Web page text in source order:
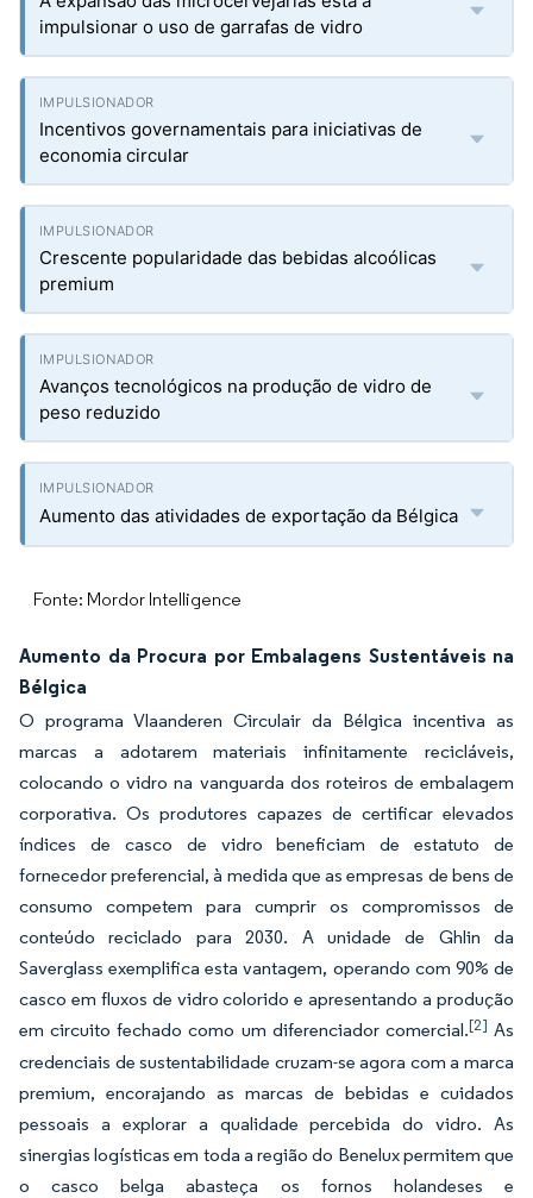
impulsionar o uso de garrafas de vidro
Incentivos governamentais para iniciativas de
economia circular
Crescente popularidade das bebidas alcoólicas
premium
Avanços tecnológicos na produção de vidro de
peso reduzido
Aumento das atividades de exportação da Bélgica
Fonte: Mordor Intelligence
Aumento da Procura por Embalagens Sustentáveis na
Bélgica
O programa Vlaanderen Circulair da Bélgica incentiva as
marcas a adotarem materiais infinitamente recicláveis,
colocando o vidro na vanguarda dos roteiros de embalagem
corporativa. Os produtores capazes de certificar elevados
índices de casco de vidro beneficiam de estatuto de
fornecedor preferencial, à medida que as empresas de bens de
consumo competem para cumprir os compromissos de
conteúdo reciclado para 2030. A unidade de Ghlin da
Saverglass exemplifica esta vantagem, operando com 90% de
casco em fluxos de vidro colorido e apresentando a produção
em circuito fechado como um diferenciador comercial.[2] As
credenciais de sustentabilidade cruzam-se agora com a marca
premium, encorajando as marcas de bebidas e cuidados
pessoais a explorar a qualidade percebida do vidro. As
sinergias logísticas em toda a região do Benelux permitem que
o casco belga abasteça os fornos holandeses e